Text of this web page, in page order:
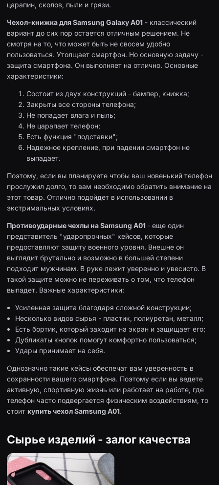
царапин, сколов, пыли и грязи.
Чехол-книжка для Samsung Galaxy A01 - классический
вариант до сих пор остается отличным решением. Не
смотря на то, что может быть не свосем удобно
пользоваться. Утолщает смартфон. Но основную задачу -
защита смартфона. Он выполняет на отлично. Основные
характеристики:
Состоит из двух конструкций - бампер, книжка;
Закрыты все стороны телефона;
Не попадает влага и пыль;
Не царапает телефон;
Есть функция "подставки";
Надежное крепление, при падении смартфон не
выпадает.
Поэтому, если вы планируете чтобы ваш новенький телефон
прослужил долго, то вам необходимо обратить внимание на
этот товар. Отлично подойдет в использовании в
экстримальных условиях.
Противоударные чехлы на Samsung A01 - еще один
представитель "ударопрочных" кейсов, которые
предоставляют защиту военного уровня. Внешне он
выглядит брутально и возможно в большей степени
подходит мужчинам. В руке лежит уверенно и увесисто. В
такой защите можно не переживать о том, что телефон
выпадет. Важные характеристики:
Усиленная защита благодаря сложной конструкции;
Несколько видов сырья - пластик, полиуретан, металл;
Есть бортик, который заходит на экран и защищает его;
Дубликаты кнопок помогут комфортно пользоваться;
Удары принимает на себя.
Однозначно такие кейсы обеспечат вам уверенность в
сохранности вашего смартфона. Поэтому если вы ведете
активную, спортивную жизнь или работает на работе, где
телефон часто подвергается физическим воздействиям, то
стоит купить чехол Samsung A01.
Сырье изделий - залог качества